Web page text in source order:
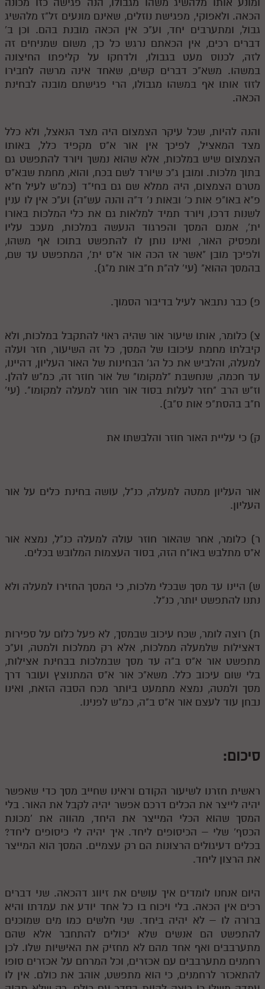
תע"ס חלק ב' עיון
תע"ס חלק ג' עיון
תלמוד עשר הספירות חלק ד
תלמוד עשר הספירות חלק ה
תלמוד עשר הספירות חלק ו
תלמוד עשר הספירות חלק ח
תלמוד עשר הספירות חלק ט
תלמוד עשר הספירות חלק י
תלמוד עשר הספירות חלק יא
תלמוד עשר הספירות חלק יב
תלמוד עשר הספירות חלק יג
תלמוד עשר הספירות חלק טו
בית שער הכוונות
אודות האתר
אודות האתר
אתר הבית
הכאה. ולאפוקי, מפגישת נוזלים, שאינם מונעים זל"ז מלהשיג
גבול, ומתערבים יחד, וע"כ אין הכאה מובנת בהם. וכן ב'
דברים רכים, אין הכאתם נרגש כל כך, משום שמניחים זה
לזה, לכנוס מעט בגבולו, ולדחקו על קליפתו החיצונה
במשהו. משא"כ דברים קשים, שאחד אינה מרשה לחבירו
לזוז אותו אף במשהו מגבולו, הרי פגישתם מובנה לבחינת
הכאה.
והנה להיות, שכל עיקר הצמצום היה מצד הנאצל, ולא כלל
מצד המאציל, לפיכך אין אור א"ס מקפיד כלל, באותו
הצמצום שיש במלכות, אלא שהוא נמשך ויורד להתפשט גם
בתוך מלכות. ומובן ג"כ שיורד לשם בכח, והוא, מחמת שבא"ס
מטרם הצמצום, היה ממלא שם גם בחי"ד (כמ"ש לעיל ח"א
פ"א באו"פ אות כ' ובאות נ' ד"ה והנה עש"ה) וע"כ אין לו ענין
לשנות דרכו, ויורד תמיד למלאות גם את כלי המלכות באורו
ית', אמנם המסך והפרגוד הנעשה במלכות, מעכב עליו
ומפסיק האור, ואינו נותן לו להתפשט בתוכו אף משהו,
ולפיכך מובן "אשר אז הכה אור א"ס ית', המתפשט עד שם,
בהמסך ההוא" (עי' לה"ת ח"ב אות מ"ג).
פ) כבר נתבאר לעיל בדיבור הסמוך.
צ) כלומר, אותו שיעור אור שהיה ראוי להתקבל במלכות, ולא
קיבלתו מחמת עיכובו של המסך, כל זה השיעור, חזר ועלה
למעלה, והלביש את כל הג' הבחינות של האור העליון, דהיינו,
עד חכמה, שנחשבת "למקומו" של אור חוזר זה, כמ"ש להלן.
וז"ש הרב "חזר לעלות בסוד אור חוזר למעלה למקומו". (עי'
ח"ב בהסת"פ אות ס"ב).
ק) כי עליית האור חוזר והלבשתו את
אור העליון ממטה למעלה, כנ"ל, עושה בחינת כלים על אור
העליון.
ר) כלומר, אחר שהאור חוזר עולה למעלה כנ"ל, נמצא אור
א"ס מתלבש באו"ח הזה, בסוד העצמות המלובש בכלים.
ש) היינו עד מסך שבכלי מלכות, כי המסך החזירו למעלה ולא
נתנו להתפשט יותר, כנ"ל.
ת) רוצה לומר, שכח עיכוב שבמסך, לא פעל כלום על ספירות
דאצילות שלמעלה ממלכות, אלא רק ממלכות ולמטה, וע"כ
מתפשט אור א"ס ב"ה עד מסך שבמלכות בבחינת אצילות,
בלי שום עיכוב כלל. משא"כ אור א"ס המתנוצץ ועובר דרך
מסך ולמטה, נמצא מתמעט ביותר מכח הסבה הזאת, ואינו
נבחן עוד לעצם אור א"ס ב"ה, כמ"ש לפנינו.
סיכום:
ראשית חזרנו לשיעור הקודם וראינו שחייב מסך כדי שאפשר
יהיה לייצר את הכלים דרכם אפשר יהיה לקבל את האור. בלי
המסך שהוא הכלי המייצר את היחד, מהווה את 'מכונת
הכסף' שלי – הכיסופים ליחד. איך יהיה לי כיסופים ליחד?
בכלים דעיגולים הרצונות הם רק עצמיים. המסך הוא המייצר
את הרצון ליחד.
היום אנחנו לומדים איך עושים את זיווג דהכאה. שני דברים
רכים אין הכאה. בלי ויכוח בו כל אחד יודע את עמדתו והיא
ברורה לו – לא יהיה ביחד. שני חלשים כמו מים שמוכנים
להתפשט הם אנשים שלא יכולים להתחבר אלא שהם
מתערבבים ואף אחד מהם לא מחזיק את האישיות שלו. לכן
רחמנים מתערבבים עם אכזרים, וכל המרחם על אכזרים סופו
להתאכזר לרחמנים, כי הוא מתפשט, אוהב את כולם. אין לו